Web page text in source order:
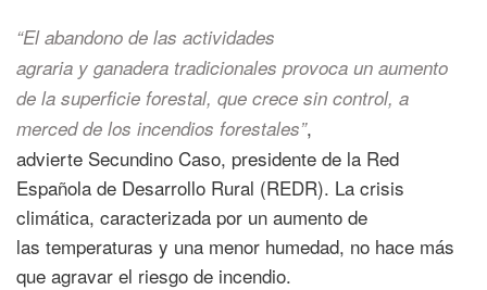
“El abandono de las actividades
agraria y ganadera tradicionales provoca un aumento
de la superficie forestal, que crece sin control, a
merced de los incendios forestales”,
advierte Secundino Caso, presidente de la Red
Española de Desarrollo Rural (REDR). La crisis
climática, caracterizada por un aumento de
las temperaturas y una menor humedad, no hace más
que agravar el riesgo de incendio.